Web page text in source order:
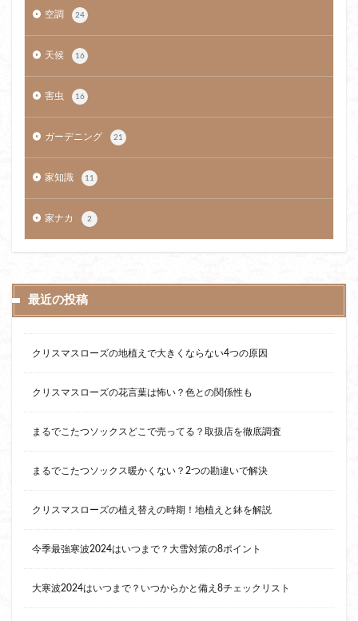
空調 24
天候 16
害虫 16
ガーデニング 21
家知識 11
家ナカ 2
最近の投稿
クリスマスローズの地植えで大きくならない4つの原因
クリスマスローズの花言葉は怖い？色との関係性も
まるでこたつソックスどこで売ってる？取扱店を徹底調査
まるでこたつソックス暖かくない？2つの勘違いで解決
クリスマスローズの植え替えの時期！地植えと鉢を解説
今季最強寒波2024はいつまで？大雪対策の8ポイント
大寒波2024はいつまで？いつからかと備え8チェックリスト